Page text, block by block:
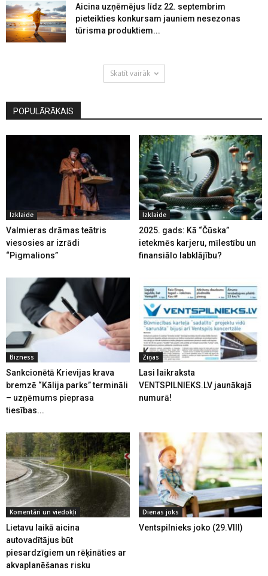
Aicina uzņēmējus līdz 22. septembrim
pieteikties konkursam jauniem nesezonas
tūrisma produktiem...
Skatīt vairāk
POPULĀRĀKAIS
Izklaide
Valmieras drāmas teātris
viesosies ar izrādi
“Pigmalions”
Izklaide
2025. gads: Kā “Čūska”
ietekmēs karjeru, mīlestību un
finansiālo labklājību?
Bizness
Sankcionētā Krievijas krava
bremzē “Kālija parks” termināli
– uzņēmums pieprasa
tiesības...
Ziņas
Lasi laikraksta
VENTSPILNIEKS.LV jaunākajā
numurā!
Komentāri un viedokļi
Lietavu laikā aicina
autovadītājus būt
piesardzīgiem un rēķināties ar
akvaplanēšanas risku
Dienas joks
Ventspilnieks joko (29.VIII)